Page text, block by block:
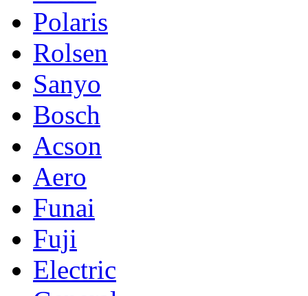
Polaris
Rolsen
Sanyo
Bosch
Acson
Aero
Funai
Fuji
Electric